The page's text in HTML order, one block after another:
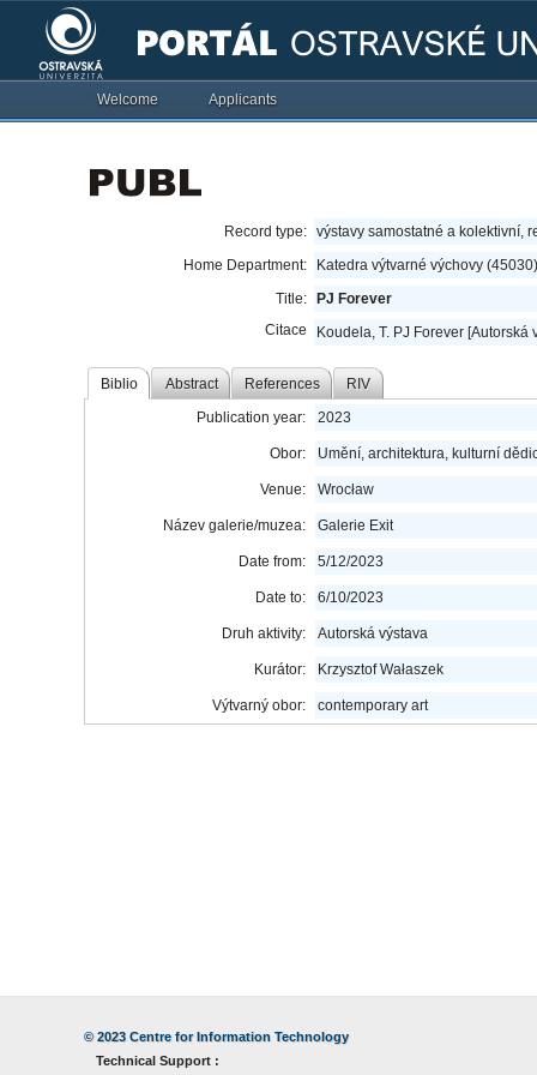
Welcome Applicants
Record type: výstavy samostatné a kolektivní,
Home Department:
Katedra výtvarné výchovy (45030)
Title:
PJ Forever
Citace
Koudela, T. PJ Forever [Autorská
Biblio Abstract References RIV
Publication year: 2023
Obor: Umění, architektura, kulturní
Venue: Wrocław
Název galerie/muzea: Galerie Exit
Date from: 5/12/2023
Date to: 6/10/2023
Druh aktivity: Autorská výstava
Kurátor: Krzysztof Wałaszek
Výtvarný obor: contemporary art
© 2023 Centre for Information Technology
Technical Support :